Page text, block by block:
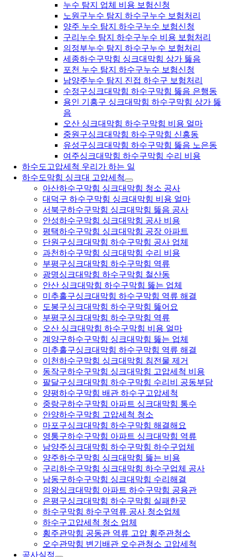
누수 탐지 업체 비용 보험신청
노원구누수 탐지 하수구누수 보험처리
양주 누수 탐지 하수구누수 보험신청
구리누수 탐지 하수구누수 비용 보험처리
의정부누수 탐지 하수구누수 보험처리
세종하수구막힘 싱크대막힘 상가 뚫음
포천 누수 탐지 하수구누수 보험신청
남양주누수 탐지 진접 하수구 보험처리
수정구싱크대막힘 하수구막힘 뚫음 은행동
용인 기흥구 싱크대막힘 하수구막힘 상가 뚫
음
오산 싱크대막힘 하수구막힘 비용 얼마
중원구싱크대막힘 하수구막힘 신흥동
유성구싱크대막힘 하수구막힘 뚫음 노은동
여주싱크대막힘 하수구막힘 수리 비용
하수도고압세척 우리가 하는 일
하수도막힘 싱크대 고압세척
아산하수구막힘 싱크대막힘 청소 공사
대덕구 하수구막힘 싱크대막힘 비용 얼마
서북구하수구막힘 싱크대막힘 뚫음 공사
안성하수구막힘 싱크대막힘 공사 비용
평택하수구막힘 싱크대막힘 공장 아파트
단원구싱크대막힘 하수구막힘 공사 업체
과천하수구막힘 싱크대막힘 수리 비용
부평구싱크대막힘 하수구막힘 역류
광명싱크대막힘 하수구막힘 철산동
안산 싱크대막힘 하수구막힘 뚫는 업체
미추홀구싱크대막힘 하수구막힘 역류 해결
도봉구싱크대막힘 하수구막힘 뚫어요
부평구싱크대막힘 하수구막힘 역류
오산 싱크대막힘 하수구막힘 비용 얼마
계양구하수구막힘 싱크대막힘 뚫는 업체
미추홀구싱크대막힘 하수구막힘 역류 해결
이천하수구막힘 싱크대막힘 침전물 제거
동작구하수구막힘 싱크대막힘 고압세척 비용
팔달구싱크대막힘 하수구막힘 수리비 공동부담
양평하수구막힘 배관 하수구고압세척
중랑구하수구막힘 아파트 싱크대막힘 통수
안양하수구막힘 고압세척 청소
마포구싱크대막힘 하수구막힘 해결해요
영통구하수구막힘 아파트 싱크대막힘 역류
남양주싱크대막힘 하수구막힘 하수구업체
양주하수구막힘 싱크대막힘 뚫는 비용
구리하수구막힘 싱크대막힘 하수구업체 공사
남동구하수구막힘 싱크대막힘 수리해결
의왕싱크대막힘 아파트 하수구막힘 공용관
은평구싱크대막힘 하수구막힘 실패한곳
하수구막힘 하수구역류 공사 청소업체
하수구고압세척 청소 업체
횡주관막힘 공동관 역류 고압 횡주관청소
오수관막힘 변기배관 오수관청소 고압세척
공사실적